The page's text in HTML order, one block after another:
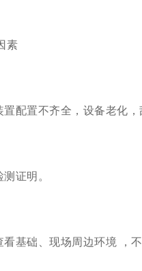
素
配置不齐全，设备老化，
证明。
基础、现场周边环境 ，